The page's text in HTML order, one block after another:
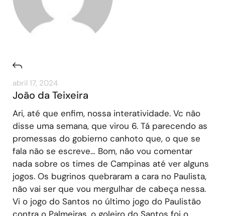
abril 17, 2024
João da Teixeira
Ari, até que enfim, nossa interatividade. Vc não
disse uma semana, que virou 6. Tá parecendo as
promessas do gobierno canhoto que, o que se
fala não se escreve… Bom, não vou comentar
nada sobre os times de Campinas até ver alguns
jogos. Os bugrinos quebraram a cara no Paulista,
não vai ser que vou mergulhar de cabeça nessa.
Vi o jogo do Santos no último jogo do Paulistão